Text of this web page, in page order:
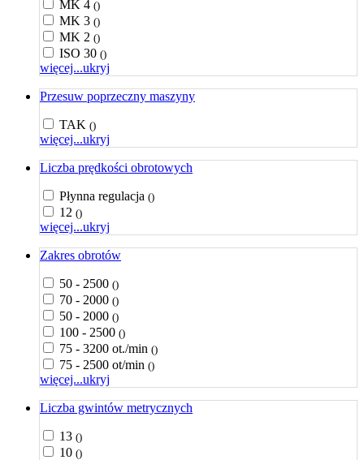
MK 4 ()
MK 3 ()
MK 2 ()
ISO 30 ()
więcej...ukryj
Przesuw poprzeczny maszyny
TAK ()
więcej...ukryj
Liczba prędkości obrotowych
Płynna regulacja ()
12 ()
więcej...ukryj
Zakres obrotów
50 - 2500 ()
70 - 2000 ()
50 - 2000 ()
100 - 2500 ()
75 - 3200 ot./min ()
75 - 2500 ot/min ()
więcej...ukryj
Liczba gwintów metrycznych
13 ()
10 ()